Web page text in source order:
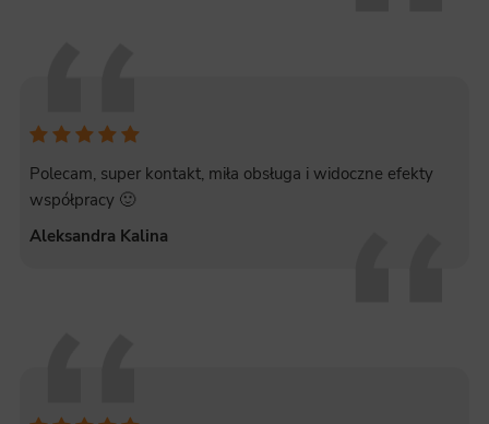
Polecam, super kontakt, miła obsługa i widoczne efekty
współpracy 🙂
Aleksandra Kalina